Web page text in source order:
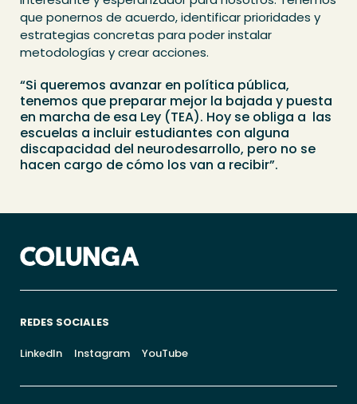
que ponernos de acuerdo, identificar prioridades y
estrategias concretas para poder instalar
metodologías y crear acciones.
“Si queremos avanzar en política pública,
tenemos que preparar mejor la bajada y puesta
en marcha de esa Ley (TEA). Hoy se obliga a las
escuelas a incluir estudiantes con alguna
discapacidad del neurodesarrollo, pero no se
hacen cargo de cómo los van a recibir”.
REDES SOCIALES
LinkedIn Instagram YouTube